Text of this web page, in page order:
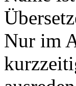
Nur im